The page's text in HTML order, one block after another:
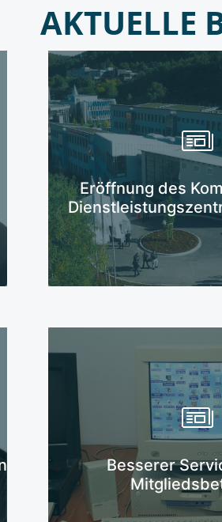
AKTUELLE
Eröffnung des
Mehr
Besserer
Mehr